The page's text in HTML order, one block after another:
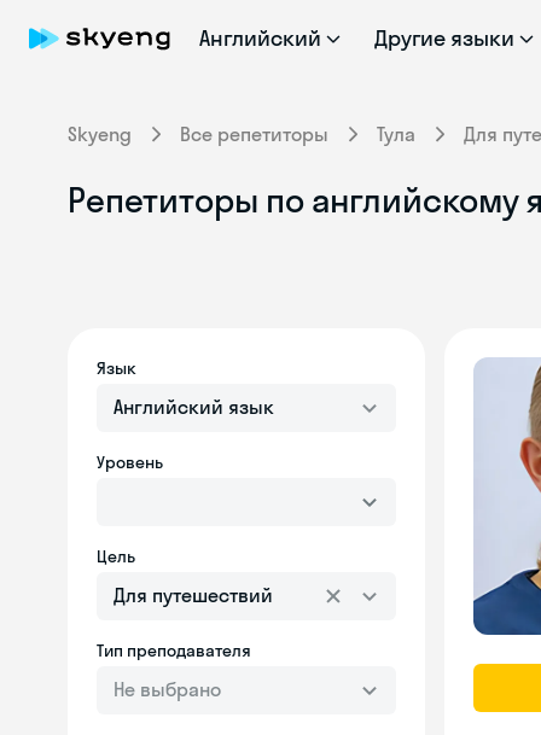
Английский Другие языки
Skyeng Все репетиторы Тула Для
Репетиторы по английскому
Язык
Английский язык
Уровень
Цель
Для путешествий
Тип преподавателя
Не выбрано